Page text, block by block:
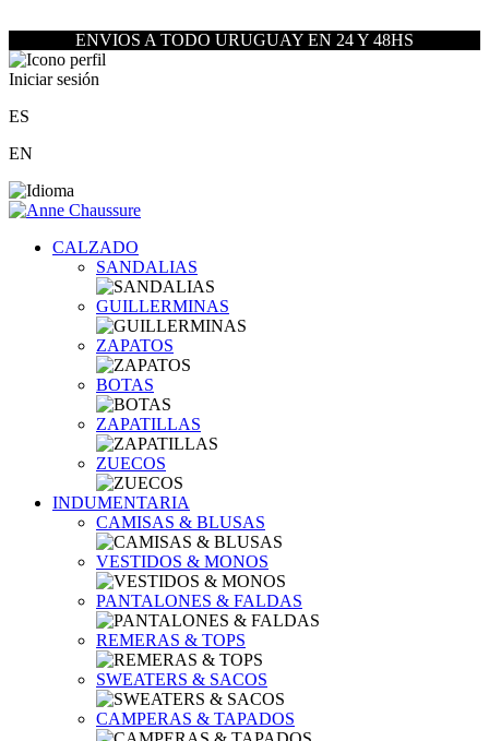
ENVIOS A TODO URUGUAY EN 24 Y 48HS
Iniciar sesión
ES
EN
CALZADO
SANDALIAS
GUILLERMINAS
ZAPATOS
BOTAS
ZAPATILLAS
ZUECOS
INDUMENTARIA
CAMISAS & BLUSAS
VESTIDOS & MONOS
PANTALONES & FALDAS
REMERAS & TOPS
SWEATERS & SACOS
CAMPERAS & TAPADOS